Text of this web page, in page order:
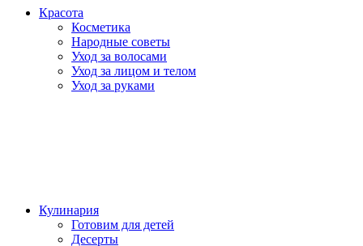
Красота
Косметика
Народные советы
Уход за волосами
Уход за лицом и телом
Уход за руками
Кулинария
Готовим для детей
Десерты